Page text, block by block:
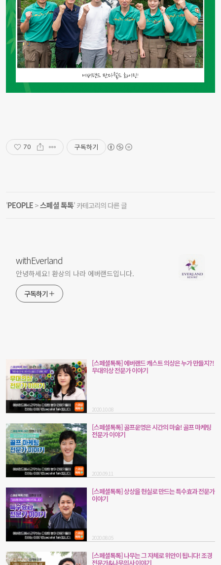
70 구독하기
'PEOPLE >스페셜 톡톡' 카테고리의 다른 글
withEverland
안녕하세요! 환상의 나라 에버랜드입니다.
구독하기
[스페셜톡톡] 에버랜드 캐스트 의상은 누가 만들지?!
무대의상 전문가 이야기
2020.10.08
[스페셜톡톡] 골프운영은 시간의 마술! 골프 마케팅
전문가 이야기
2020.09.11
[스페셜톡톡] 상상을 현실로 만드는 특수효과 전문가
이야기
2020.08.05
[스페셜톡톡] 나무는 그 자체로 위안이 됩니다! 조경
전문가&나무의사 이야기